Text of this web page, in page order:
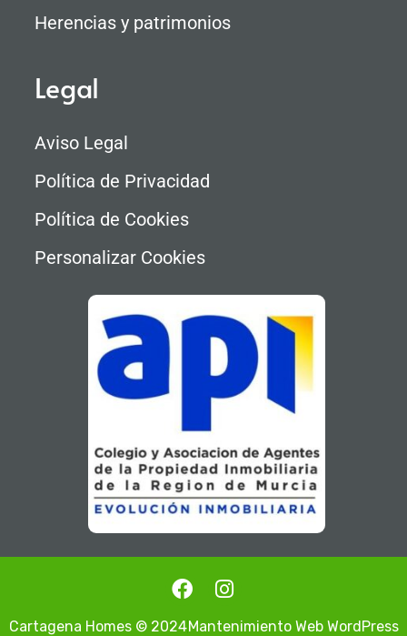
Herencias y patrimonios
Legal
Aviso Legal
Política de Privacidad
Política de Cookies
Personalizar Cookies
Cartagena Homes © 2024Mantenimiento Web WordPress